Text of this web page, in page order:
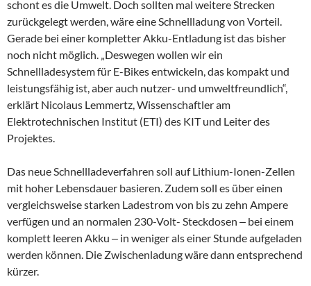
schont es die Umwelt. Doch sollten mal weitere Strecken
zurückgelegt werden, wäre eine Schnellladung von Vorteil.
Gerade bei einer kompletter Akku-Entladung ist das bisher
noch nicht möglich. „Deswegen wollen wir ein
Schnellladesystem für E-Bikes entwickeln, das kompakt und
leistungsfähig ist, aber auch nutzer- und umweltfreundlich“,
erklärt Nicolaus Lemmertz, Wissenschaftler am
Elektrotechnischen Institut (ETI) des KIT und Leiter des
Projektes.
Das neue Schnellladeverfahren soll auf Lithium-Ionen-Zellen
mit hoher Lebensdauer basieren. Zudem soll es über einen
vergleichsweise starken Ladestrom von bis zu zehn Ampere
verfügen und an normalen 230-Volt- Steckdosen ‒ bei einem
komplett leeren Akku ‒ in weniger als einer Stunde aufgeladen
werden können. Die Zwischenladung wäre dann entsprechend
kürzer.